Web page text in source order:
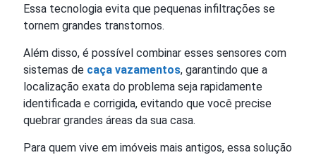
Essa tecnologia evita que pequenas infiltrações se
tornem grandes transtornos.
Além disso, é possível combinar esses sensores com
sistemas de caça vazamentos, garantindo que a
localização exata do problema seja rapidamente
identificada e corrigida, evitando que você precise
quebrar grandes áreas da sua casa.
Para quem vive em imóveis mais antigos, essa solução